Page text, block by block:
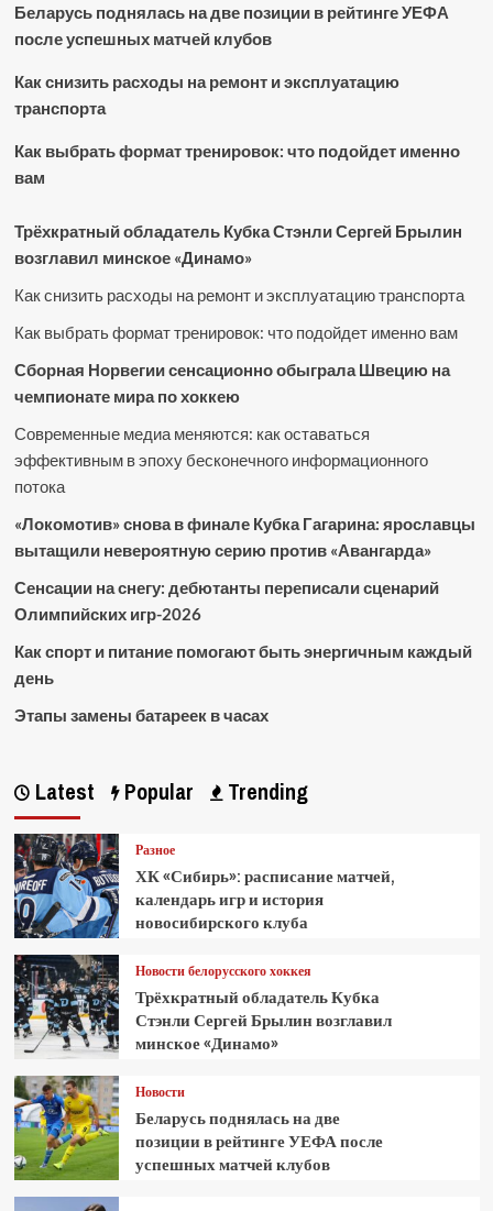
Беларусь поднялась на две позиции в рейтинге УЕФА
после успешных матчей клубов
Как снизить расходы на ремонт и эксплуатацию
транспорта
Как выбрать формат тренировок: что подойдет именно
вам
Трёхкратный обладатель Кубка Стэнли Сергей Брылин
возглавил минское «Динамо»
Как снизить расходы на ремонт и эксплуатацию транспорта
Как выбрать формат тренировок: что подойдет именно вам
Сборная Норвегии сенсационно обыграла Швецию на
чемпионате мира по хоккею
Современные медиа меняются: как оставаться
эффективным в эпоху бесконечного информационного
потока
«Локомотив» снова в финале Кубка Гагарина: ярославцы
вытащили невероятную серию против «Авангарда»
Сенсации на снегу: дебютанты переписали сценарий
Олимпийских игр-2026
Как спорт и питание помогают быть энергичным каждый
день
Этапы замены батареек в часах
Latest Popular Trending
Разное
ХК «Сибирь»: расписание матчей,
календарь игр и история
новосибирского клуба
Новости белорусского хоккея
Трёхкратный обладатель Кубка
Стэнли Сергей Брылин возглавил
минское «Динамо»
Новости
Беларусь поднялась на две
позиции в рейтинге УЕФА после
успешных матчей клубов